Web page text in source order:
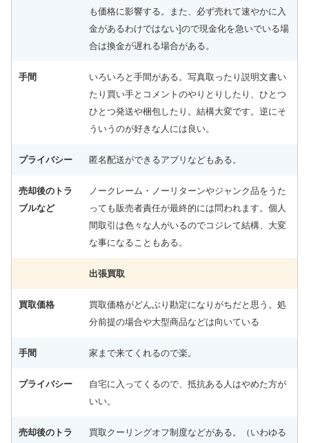
も価格に影響する。また、必ず売れて速やかに入
金があるわけではない]ので現金化を急いでいる場
合は換金が遅れる場合がある。
手間
いろいろと手間がある。写真取ったり説明文書い
たり買い手とコメントのやりとりしたり、ひとつ
ひとつ発送や梱包したり。結構大変です。逆にそ
ういうのが好きな人には良い。
プライバシー 匿名配送ができるアプリなどもある。
売却後のトラ
ブルなど
ノークレーム・ノーリターンやジャンク品をうた
っても販売者責任が最終的には問われます。個人
間取引は色々な人がいるのでコジレて結構、大変
な事になることもある。
出張買取
買取価格
買取価格がどんぶり勘定になりがちだと思う。処
分前提の場合や大型商品などは向いている
手間 家まで来てくれるので楽。
プライバシー
自宅に入ってくるので、抵抗ある人はやめた方が
いい。
売却後のトラ
買取クーリングオフ制度などがある。（いわゆる